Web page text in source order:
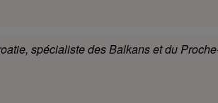
spécialiste des Balkans et du